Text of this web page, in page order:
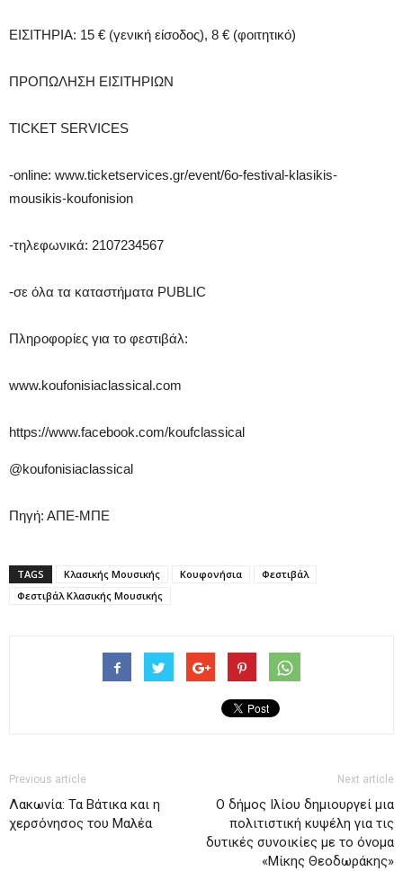
ΕΙΣΙΤΗΡΙΑ: 15 € (γενική είσοδος), 8 € (φοιτητικό)
ΠΡΟΠΩΛΗΣΗ ΕΙΣΙΤΗΡΙΩΝ
TICKET SERVICES
-online: www.ticketservices.gr/event/6o-festival-klasikis-
mousikis-koufonision
-τηλεφωνικά: 2107234567
-σε όλα τα καταστήματα PUBLIC
Πληροφορίες για το φεστιβάλ:
www.koufonisiaclassical.com
https://www.facebook.com/koufclassical
@koufonisiaclassical
Πηγή: ΑΠΕ-ΜΠΕ
TAGS Κλασικής Μουσικής Κουφονήσια
Φεστιβάλ
Φεστιβάλ Κλασικής Μουσικής
Previous article
Λακωνία: Τα Βάτικα και η
χερσόνησος του Μαλέα
Next article
Ο δήμος Ιλίου δημιουργεί μια
πολιτιστική κυψέλη για τις
δυτικές συνοικίες με το όνομα
«Μίκης Θεοδωράκης»